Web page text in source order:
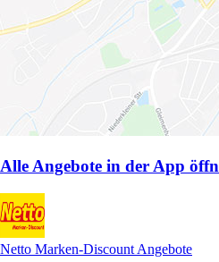
Alle Angebote in der App
Netto Marken-Discount Angebote